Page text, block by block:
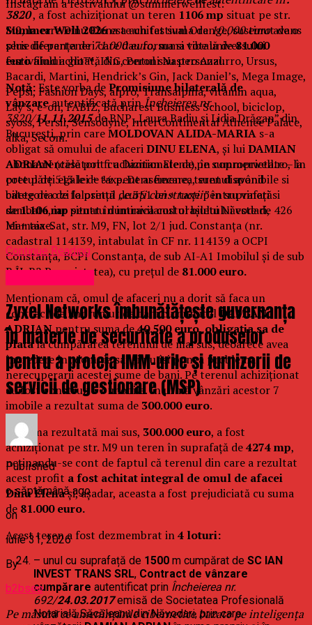
3820, a fost achiziționat un teren 1106 mp situat pe str.
M9, la care Dinu Elena a achitat suma de10.000 euroavans
plus diferența de71.000 euro, suma totală de81.000
eurofiind achitată din contul sau personal.
Notă:Este vorba dePromisiune bilaterală de
vânzareautentificată prinÎncheierea nr.
3820/11.11.2015de BNP „Laura Badiu și Lidia Drăgan” din
București, prin careMOLDOVAN ALIDA-MARIA s-a
obligat să omului de afaceriDINU ELENA, și luiDAMIAN
ADRIAN(căsătorit cu Damian Elena), în coproprietate – în
cote părți egale de ½ pentru fiecare, terenul având
categoria de folosință„curți construcții”în suprafață
de1.106 mpsituat în intravilanul orașului Năvodari,
Mamaia-Sat, str. M9, FN, lot 2/1 jud. Constanța (nr.
cadastral 114139, intabulat în CF nr. 114139 a OCPI
Constanța, BCPI Constanța, de sub AI-A1 Imobilul și de sub
B.ÎI-B2 Proprietatea), cu prețul de 81.000 euro.
Menționam că, omul de afaceri nu a dorit să faca un
contract de împrumut de bani cu numitulDAMIAN
ADRIANpentru suma de40.500 euro, obligația sa de
platala cumpărarea terenului de mai sus, deoarece avea
încredere în „domnia sa” și nu îsi punea problema
nerecuperarii acestei sume de bani. Pe terenul achiziționat
au fost construite 7 imobile. În urmă vânzări acestor 7
imobile a rezultat suma de 300.000 euro.
Cu suma rezultată mai sus, 300.000 euro, a fost
achiziționat pe str. M9 un teren în suprafață de4274 mp,
neținandu-se cont de faptul că terenul din care a rezultat
acest profit a fost achitat integral de omul de afacei
Dinu Elenași, așadar, aceasta a fost prejudiciată cu suma
de 81.000 euro.
Acest teren a fost dezmembrat in4 loturi:
– unul cu suprafață de 1500 m cumpărat de SC IAN
INVEST TRANS SRL, Contract de vânzare
cumpărare autentificat prin Încheierea nr.
692/24.03.2017 emisă de Societatea Profesională
Notarială Săcăleanu din Năvodari, prin care
Instagram a festivalului @summerwellfest.
Summer Well 2026este un festival Orange, sustinut de o
serie de parteneri care dau forma si vibe universului
festivalului: glo™, ING, Peroni Nastro Azzurro, Ursus,
Bacardi, Martini, Hendrick’s Gin, Jack Daniel’s, Mega Image,
Pepsi, Fashion Days, alpro, Transalpina, vitamin aqua,
Lay’s, e-on, FABIZ, Bucharest Business School, biciclop,
syoss, Persil, Sensodyne, InterContinental Athénée Palace,
alka, Secom.
Abonamentele pot fi achizitionate de pe summerwell.ro, la
pretul de 513 lei + taxe. De asemenea, sunt disponibile si
bilete de o zi la pretul de 351 lei + taxe pentru vineri si
sambata, iar pentru duminica costul biletului este de 426
lei + taxe.
Continue Reading
Zyxel Networks îmbunătățește guvernanța
în materie de securitate a produselor
pentru a proteja IMM-urile și furnizorii de
servicii de gestionare (MSP)
Published
o săptămână ago
on
iulie 31, 2026
By
b2bseo
Pe măsură ce amenințările cibernetice bazate pe inteligența